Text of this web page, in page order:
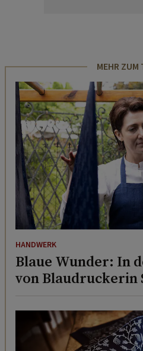
MEHR ZUM
HANDWERK
Blaue Wunder: In
von Blaudruckerin